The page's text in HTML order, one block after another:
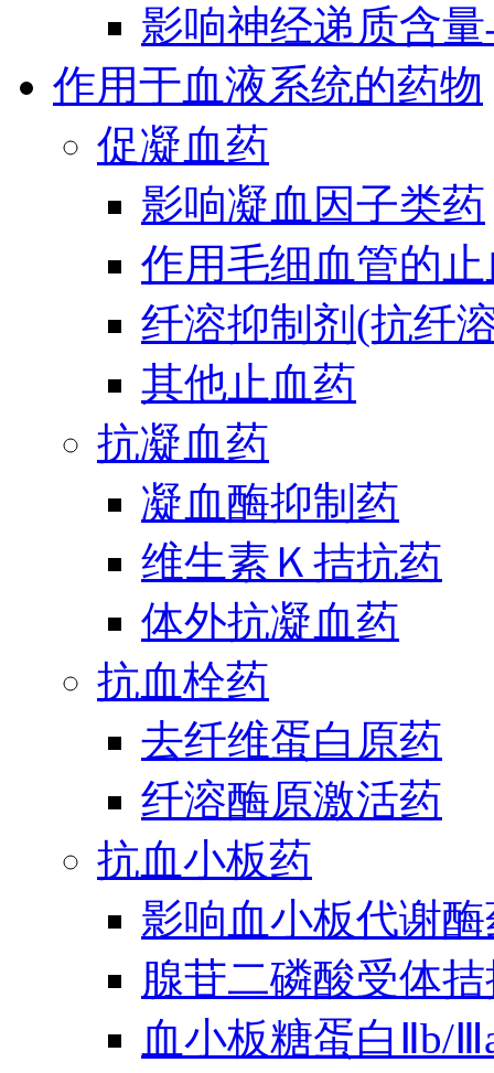
影响神经递质含
作用于血液系统的药物
促凝血药
影响凝血因子类药
作用毛细血管的
纤溶抑制剂(抗纤
其他止血药
抗凝血药
凝血酶抑制药
维生素Ｋ拮抗药
体外抗凝血药
抗血栓药
去纤维蛋白原药
纤溶酶原激活药
抗血小板药
影响血小板代谢
腺苷二磷酸受体
血小板糖蛋白Ⅱb/